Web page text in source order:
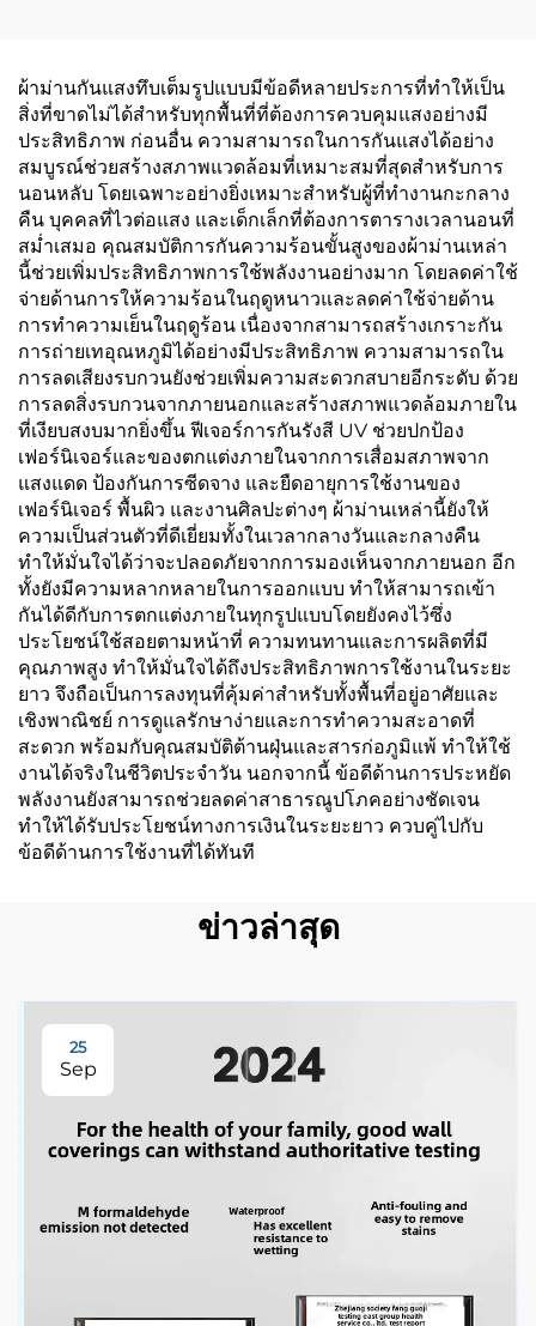
ผนัง
เป็นมิตรกับสิ่งแวดล้อม มี
หลายสีให้เลือก
ผ้าม่านกันแสงทึบเต็มรูปแบบมีข้อดีหลายประการที่ทำให้เป็น
สิ่งที่ขาดไม่ได้สำหรับทุกพื้นที่ที่ต้องการควบคุมแสงอย่างมี
ประสิทธิภาพ ก่อนอื่น ความสามารถในการกันแสงได้อย่าง
สมบูรณ์ช่วยสร้างสภาพแวดล้อมที่เหมาะสมที่สุดสำหรับการ
นอนหลับ โดยเฉพาะอย่างยิ่งเหมาะสำหรับผู้ที่ทำงานกะกลาง
คืน บุคคลที่ไวต่อแสง และเด็กเล็กที่ต้องการตารางเวลานอนที่
สม่ำเสมอ คุณสมบัติการกันความร้อนขั้นสูงของผ้าม่านเหล่า
นี้ช่วยเพิ่มประสิทธิภาพการใช้พลังงานอย่างมาก โดยลดค่าใช้
จ่ายด้านการให้ความร้อนในฤดูหนาวและลดค่าใช้จ่ายด้าน
การทำความเย็นในฤดูร้อน เนื่องจากสามารถสร้างเกราะกัน
การถ่ายเทอุณหภูมิได้อย่างมีประสิทธิภาพ ความสามารถใน
การลดเสียงรบกวนยังช่วยเพิ่มความสะดวกสบายอีกระดับ ด้วย
การลดสิ่งรบกวนจากภายนอกและสร้างสภาพแวดล้อมภายใน
ที่เงียบสงบมากยิ่งขึ้น ฟีเจอร์การกันรังสี UV ช่วยปกป้อง
เฟอร์นิเจอร์และของตกแต่งภายในจากการเสื่อมสภาพจาก
แสงแดด ป้องกันการซีดจาง และยืดอายุการใช้งานของ
เฟอร์นิเจอร์ พื้นผิว และงานศิลปะต่างๆ ผ้าม่านเหล่านี้ยังให้
ความเป็นส่วนตัวที่ดีเยี่ยมทั้งในเวลากลางวันและกลางคืน
ทำให้มั่นใจได้ว่าจะปลอดภัยจากการมองเห็นจากภายนอก อีก
ทั้งยังมีความหลากหลายในการออกแบบ ทำให้สามารถเข้า
กันได้ดีกับการตกแต่งภายในทุกรูปแบบโดยยังคงไว้ซึ่ง
ประโยชน์ใช้สอยตามหน้าที่ ความทนทานและการผลิตที่มี
คุณภาพสูง ทำให้มั่นใจได้ถึงประสิทธิภาพการใช้งานในระยะ
ยาว จึงถือเป็นการลงทุนที่คุ้มค่าสำหรับทั้งพื้นที่อยู่อาศัยและ
เชิงพาณิชย์ การดูแลรักษาง่ายและการทำความสะอาดที่
สะดวก พร้อมกับคุณสมบัติต้านฝุ่นและสารก่อภูมิแพ้ ทำให้ใช้
งานได้จริงในชีวิตประจำวัน นอกจากนี้ ข้อดีด้านการประหยัด
พลังงานยังสามารถช่วยลดค่าสาธารณูปโภคอย่างชัดเจน
ทำให้ได้รับประโยชน์ทางการเงินในระยะยาว ควบคู่ไปกับ
ข้อดีด้านการใช้งานที่ได้ทันที
ข่าวล่าสุด
25
Sep